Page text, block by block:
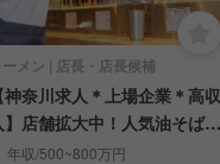
ーメン | 店長・店長候補
【神奈川求人＊上場企業＊高収
】店舗拡大中！人気油そば専
店「元祖油堂」
年収/500~800万円